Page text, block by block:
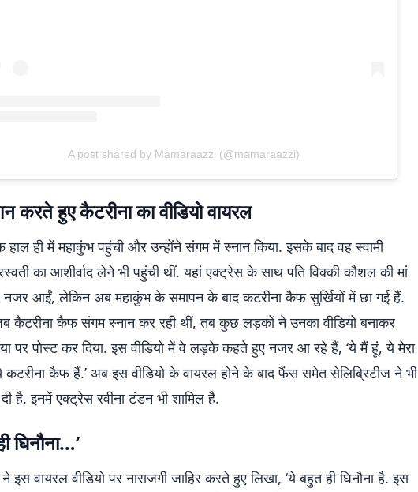
A post shared by Mamaraazzi (@mamaraazzi)
करते हुए कैटरीना का वीडियो वायरल
हाल ही में महाकुंभ पहुंची और उन्होंने संगम में स्नान किया. इसके बाद वह स्वामी
का आशीर्वाद लेने भी पहुंची थीं. यहां एक्ट्रेस के साथ पति विक्की कौशल की मां
नजर आईं, लेकिन अब महाकुंभ के समापन के बाद कटरीना कैफ सुर्खियों में छा गई हैं.
कैटरीना कैफ संगम स्नान कर रही थीं, तब कुछ लड़कों ने उनका वीडियो बनाकर
पर पोस्ट कर दिया. इस वीडियो में वे लड़के कहते हुए नजर आ रहे हैं, ‘ये मैं हूं, ये मेरा
कटरीना कैफ हैं.’ अब इस वीडियो के वायरल होने के बाद फैंस समेत सेलिब्रिटीज ने भी
दी है. इनमें एक्ट्रेस रवीना टंडन भी शामिल है.
घिनौना…’
इस वायरल वीडियो पर नाराजगी जाहिर करते हुए लिखा, ‘ये बहुत ही घिनौना है. इस